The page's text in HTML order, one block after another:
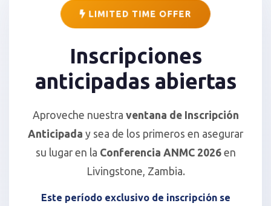
LIMITED TIME OFFER
Inscripciones
anticipadas abiertas
Aproveche nuestra ventana de Inscripción
Anticipada y sea de los primeros en asegurar
su lugar en la Conferencia ANMC 2026en
Livingstone, Zambia.
Este período exclusivo de inscripción se